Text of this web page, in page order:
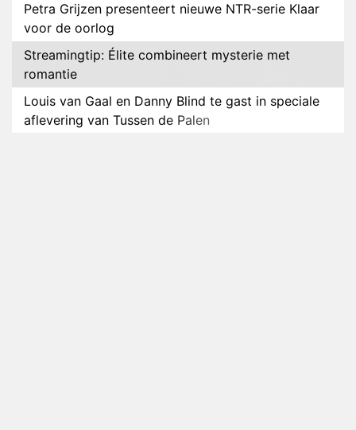
Petra Grijzen presenteert nieuwe NTR-serie Klaar
voor de oorlog
Streamingtip: Élite combineert mysterie met
romantie
Louis van Gaal en Danny Blind te gast in speciale
aflevering van Tussen de Palen